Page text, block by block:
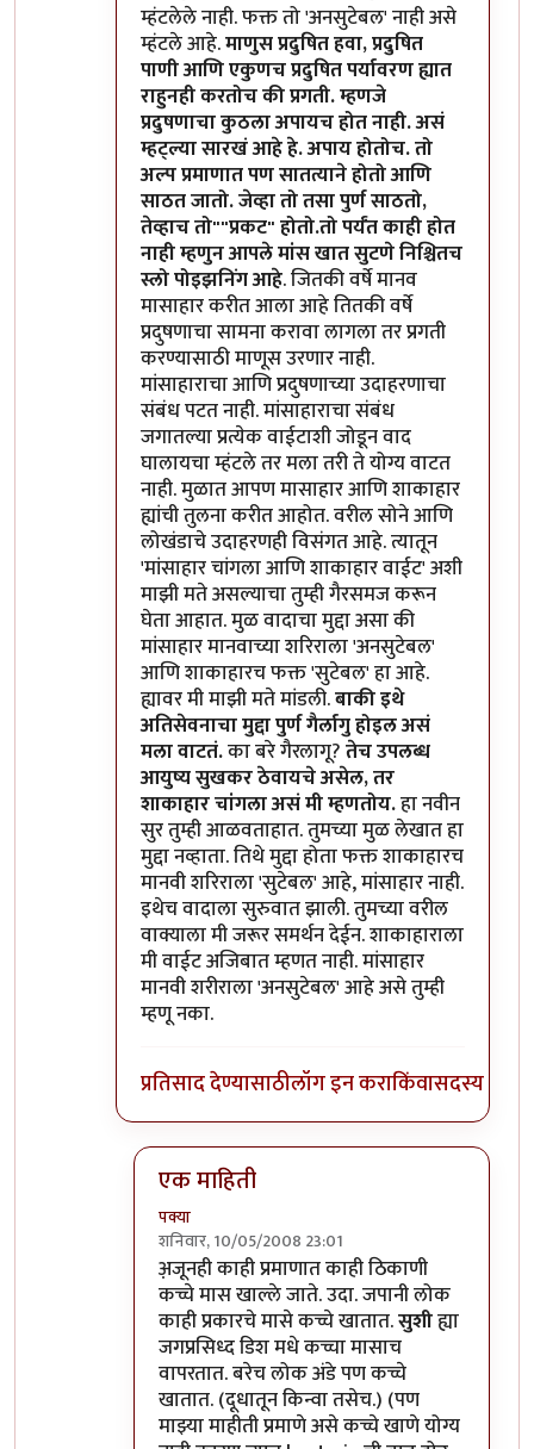
म्हंटलेले नाही. फक्त तो 'अनसुटेबल' नाही असे
म्हंटले आहे.माणुस प्रदुषित हवा, प्रदुषित
पाणी आणि एकुणच प्रदुषित पर्यावरण ह्यात
राहुनही करतोच की प्रगती. म्हणजे
प्रदुषणाचा कुठला अपायच होत नाही. असं
म्हट्ल्या सारखं आहे हे. अपाय होतोच. तो
अल्प प्रमाणात पण सातत्याने होतो आणि
साठत जातो. जेव्हा तो तसा पुर्ण साठतो,
तेव्हाच तो""प्रकट" होतो.तो पर्यंत काही होत
नाही म्हणुन आपले मांस खात सुटणे निश्चितच
स्लो पोइझनिंग आहे. जितकी वर्षे मानव
मासाहार करीत आला आहे तितकी वर्षे
प्रदुषणाचा सामना करावा लागला तर प्रगती
करण्यासाठी माणूस उरणार नाही.
मांसाहाराचा आणि प्रदुषणाच्या उदाहरणाचा
संबंध पटत नाही. मांसाहाराचा संबंध
जगातल्या प्रत्येक वाईटाशी जोडून वाद
घालायचा म्हंटले तर मला तरी ते योग्य वाटत
नाही. मुळात आपण मासाहार आणि शाकाहार
ह्यांची तुलना करीत आहोत. वरील सोने आणि
लोखंडाचे उदाहरणही विसंगत आहे. त्यातून
'मांसाहार चांगला आणि शाकाहार वाईट' अशी
माझी मते असल्याचा तुम्ही गैरसमज करून
घेता आहात. मुळ वादाचा मुद्दा असा की
मांसाहार मानवाच्या शरिराला 'अनसुटेबल'
आणि शाकाहारच फक्त 'सुटेबल' हा आहे.
ह्यावर मी माझी मते मांडली.बाकी इथे
अतिसेवनाचा मुद्दा पुर्ण गैर्लागु होइल असं
मला वाटतं.का बरे गैरलागू?तेच उपलब्ध
आयुष्य सुखकर ठेवायचे असेल, तर
शाकाहार चांगला असं मी म्हणतोय.हा नवीन
सुर तुम्ही आळवताहात. तुमच्या मुळ लेखात हा
मुद्दा नव्हाता. तिथे मुद्दा होता फक्त शाकाहारच
मानवी शरिराला 'सुटेबल' आहे, मांसाहार नाही.
इथेच वादाला सुरुवात झाली. तुमच्या वरील
वाक्याला मी जरूर समर्थन देईन. शाकाहाराला
मी वाईट अजिबात म्हणत नाही. मांसाहार
मानवी शरीराला 'अनसुटेबल' आहे असे तुम्ही
म्हणू नका.
प्रतिसाद देण्यासाठीलॉग इन कराकिंवासदस्य व्हा
एक माहिती
पक्या
शनिवार, 10/05/2008 23:01
In reply toतेचbyप्रभाकर पेठकर
अ़जूनही काही प्रमाणात काही ठिकाणी
कच्चे मास खाल्ले जाते. उदा. जपानी लोक
काही प्रकारचे मासे कच्चे खातात.सुशीह्या
जगप्रसिध्द डिश मधे कच्चा मासाच
वापरतात. बरेच लोक अंडे पण कच्चे
खातात. (दूधातून किन्वा तसेच.) (पण
माझ्या माहीती प्रमाणे असे कच्चे खाणे योग्य